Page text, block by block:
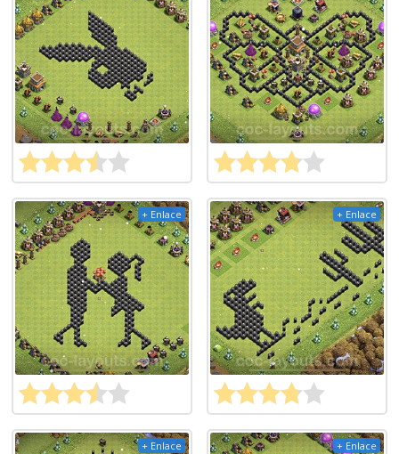
+ Enlace + Enlace
+ Enlace + Enlace